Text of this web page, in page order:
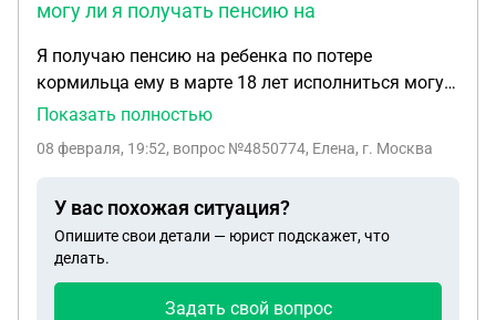
не задел. Глыба льда врезалась в бампер, понял
представитель сети. Могу ли я составить
притензию? Угрожают судом.
могу ли я получать пенсию на
Я получаю пенсию на ребенка по потере
кормильца ему в марте 18 лет исполниться могу
ли я получать пенсию на него если он учиться
документы на него чтобы он получал пенсию сам
Показать полностью
08 февраля, 19:52, вопрос №4850774, Елена, г. Москва
У вас похожая ситуация?
Опишите свои детали — юрист подскажет, что
делать.
Задать свой вопрос